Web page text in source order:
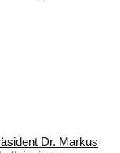
Dr. Markus